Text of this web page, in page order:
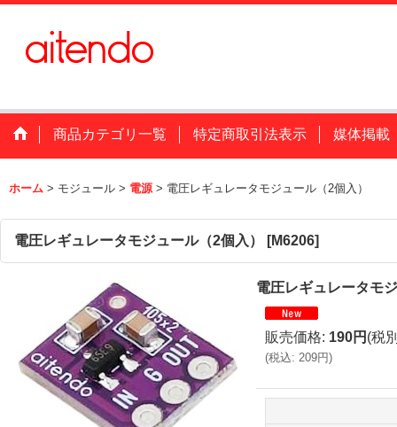
商品カテゴリ一覧 特定商取引法表示 媒体掲載
ホーム > モジュール > 電源 > 電圧レギュレータモジュール（2個入）
電圧レギュレータモジュール（2個入） [M6206]
電圧レギュレータモ
販売価格: 190円 (税
(税込: 209円)